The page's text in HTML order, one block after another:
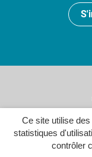
Ce site utilise
statistiques
contrôler